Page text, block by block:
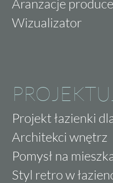
Aranżacje
Wizualizator
Projekt łazienki
Architekci wnętrz
Pomysł na
Styl retro w